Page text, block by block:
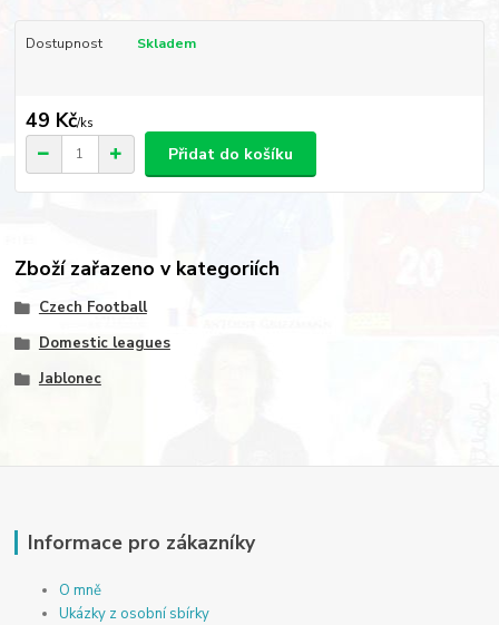
Dostupnost Skladem
49 Kč/ks
Přidat do košíku
Zboží zařazeno v kategoriích
Czech Football
Domestic leagues
Jablonec
Informace pro zákazníky
O mně
Ukázky z osobní sbírky